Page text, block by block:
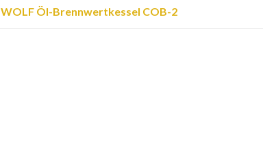
WOLF Öl-Brennwertkessel COB-2